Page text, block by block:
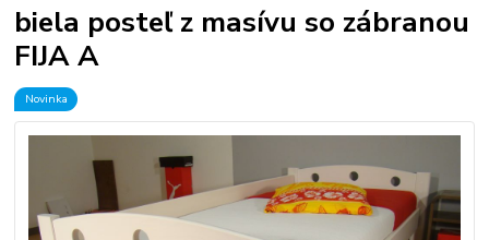
biela posteľ z masívu so zábranou
FIJA A
Novinka